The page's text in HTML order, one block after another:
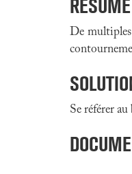
RÉSUMÉ
De
Se référer